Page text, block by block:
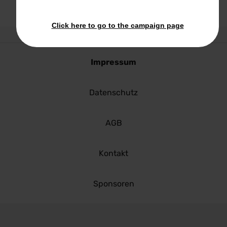
Impressum
Datenschutz
AGB
Kontakt
Sponsoren
Click here to go to the campaign page